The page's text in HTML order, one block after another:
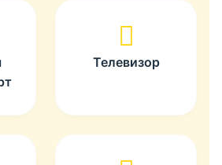
Телевизор